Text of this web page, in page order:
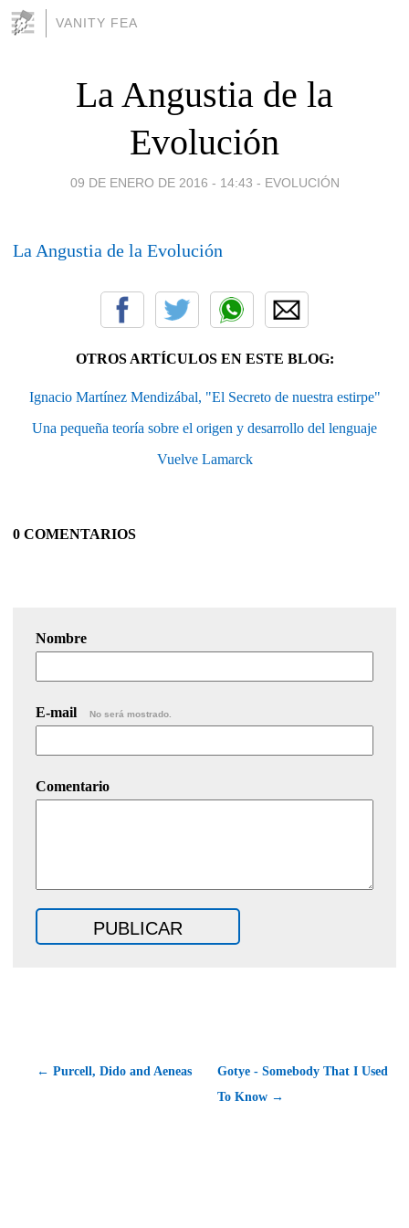
VANITY FEA
La Angustia de la
Evolución
09 DE ENERO DE 2016 - 14:43 - EVOLUCIÓN
La Angustia de la Evolución
OTROS ARTÍCULOS EN ESTE BLOG:
Ignacio Martínez Mendizábal, "El Secreto de nuestra estirpe"
Una pequeña teoría sobre el origen y desarrollo del lenguaje
Vuelve Lamarck
0 COMENTARIOS
Nombre
E-mail No será mostrado.
Comentario
← Purcell, Dido and Aeneas
Gotye - Somebody That I Used
To Know →